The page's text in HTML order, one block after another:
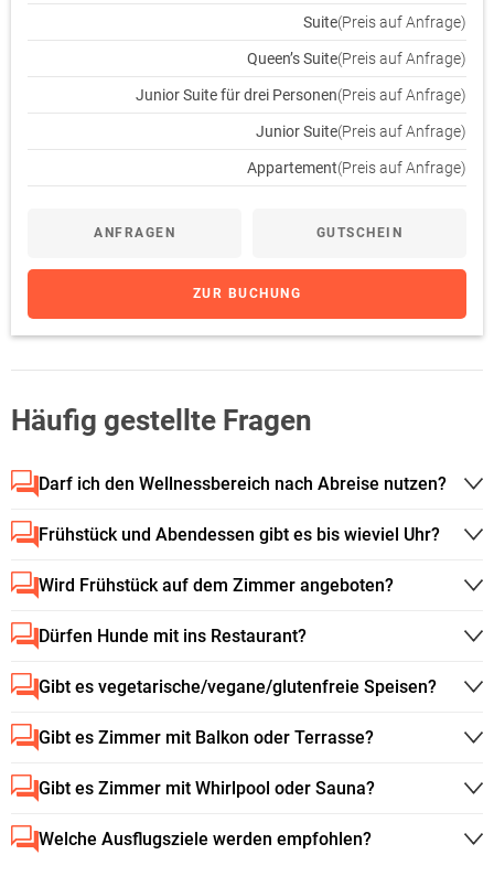
Suite(Preis auf Anfrage)
Queen’s Suite(Preis auf Anfrage)
Junior Suite für drei Personen(Preis auf Anfrage)
Junior Suite(Preis auf Anfrage)
Appartement(Preis auf Anfrage)
ANFRAGEN GUTSCHEIN
ZUR BUCHUNG
Häufig gestellte Fragen
Darf ich den Wellnessbereich nach Abreise nutzen?
Frühstück und Abendessen gibt es bis wieviel Uhr?
Wird Frühstück auf dem Zimmer angeboten?
Dürfen Hunde mit ins Restaurant?
Gibt es vegetarische/vegane/glutenfreie Speisen?
Gibt es Zimmer mit Balkon oder Terrasse?
Gibt es Zimmer mit Whirlpool oder Sauna?
Welche Ausflugsziele werden empfohlen?